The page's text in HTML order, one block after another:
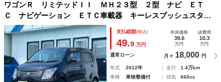
ワゴンＲ リミテッドＩＩ ＭＨ２３型 ２型 ナビ ＥＴ
Ｃ ナビゲーション ＥＴＣ車載器 キーレスプッシュスター
ト オートライト 電動格納ドアミラー 運転席シートヒータ
ー アクセサリーソケット ＣＤ ＤＶＤ
支払総額(税込)
49.9 万円
本体価格
39.6
万円
諸費用
10.3
万円
通常ローン 月々 18,000 円
年式 2012年 走行
1.4万km
車検
車検整備付 排気
660cc